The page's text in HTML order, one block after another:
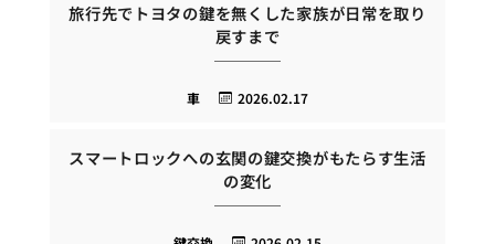
旅行先でトヨタの鍵を無くした家族が日常を取り
戻すまで
2026.02.17
車
スマートロックへの玄関の鍵交換がもたらす生活
の変化